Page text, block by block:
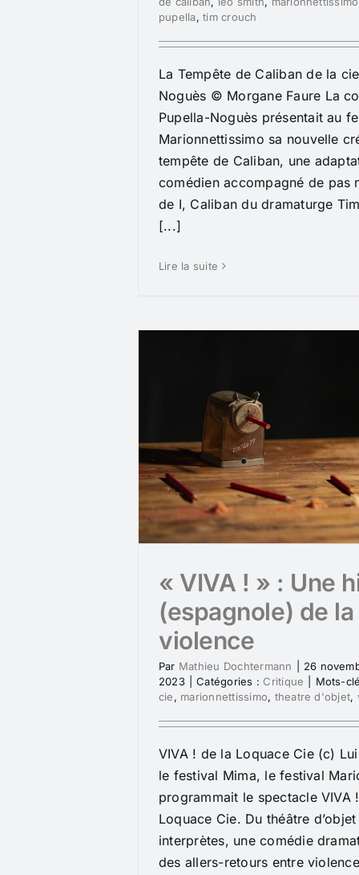
pupella,tim crouch
La Tempête de Caliban de la
Noguès © Morgane Faure La
Pupella-Noguès présentait au
Marionnettissimo sa nouvelle
tempête de Caliban, une
comédien accompagné de pas
de I, Caliban du dramaturge
[...]
Lire la suite
« VIVA ! » : Une
(espagnole) de la
violence
Par Mathieu Dochtermann
26
2023
Catégories : Critique
Mots-
cie, marionnettissimo, theatre d'objet,
VIVA ! de la Loquace Cie (c)
le festival Mima, le festival
programmait le spectacle VIVA
Loquace Cie. Du théâtre
interprètes, une comédie
des allers-retours entre